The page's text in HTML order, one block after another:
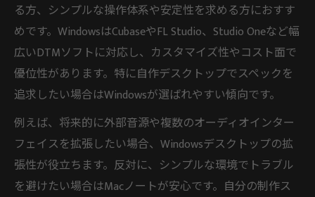
る方、シンプルな操作体系や安定性を求める方におすす
めです。WindowsはCubaseやFL Studio、Studio Oneなど幅
広いDTMソフトに対応し、カスタマイズ性やコスト面で
優位性があります。特に自作デスクトップでスペックを
追求したい場合はWindowsが選ばれやすい傾向です。
例えば、将来的に外部音源や複数のオーディオインター
フェイスを拡張したい場合、Windowsデスクトップの拡
張性が役立ちます。反対に、シンプルな環境でトラブル
を避けたい場合はMacノートが安心です。自分の制作ス